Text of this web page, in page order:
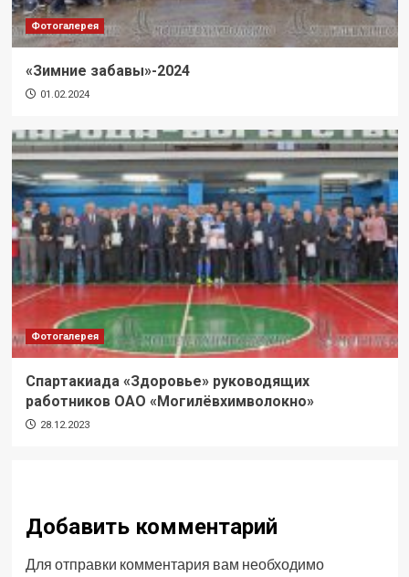
Фотогалерея
«Зимние забавы»-2024
01.02.2024
Фотогалерея
Спартакиада «Здоровье» руководящих
работников ОАО «Могилёвхимволокно»
28.12.2023
Добавить комментарий
Для отправки комментария вам необходимо